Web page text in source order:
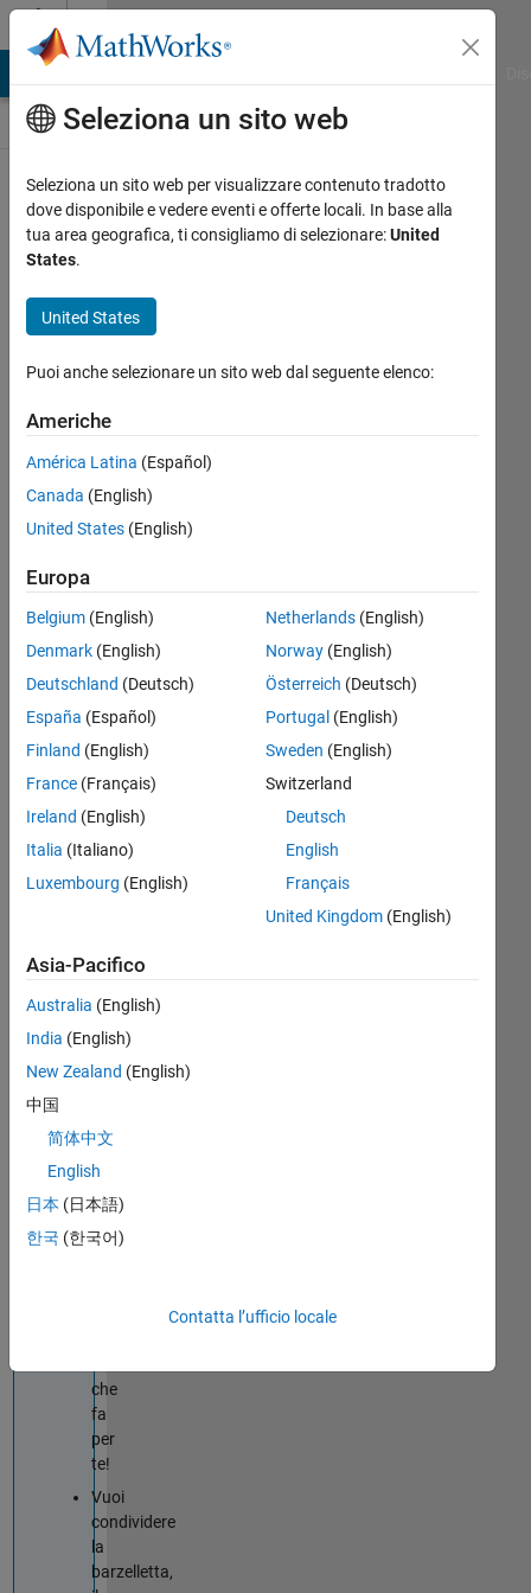
Vai al contenuto
comodo!
Discussions
tuo
spazio
cui
conoscere
tuoi
colleghi,
affrontare
le
sfide
più
grandi
divertirti.
Vuoi
vedere
gli
ultimi
aggiornamenti?
Segui
i
Cerchi
per
migliorare
le
in
MATLAB
Simulink?
Tips
che
fa
per
te!
Vuoi
condividere
la
barzelletta,
Seleziona un sito web
Seleziona un sito web per visualizzare contenuto tradotto
dove disponibile e vedere eventi e offerte locali. In base alla
tua area geografica, ti consigliamo di selezionare:United
States.
United States
Puoi anche selezionare un sito web dal seguente elenco:
Americhe
América Latina (Español)
Canada (English)
United States (English)
Europa
Belgium (English)
Denmark (English)
Deutschland (Deutsch)
España (Español)
Finland (English)
France (Français)
Ireland (English)
Italia (Italiano)
Luxembourg (English)
Netherlands(English)
Norway(English)
Österreich (Deutsch)
Portugal (English)
Sweden (English)
Switzerland
Deutsch
English
Français
United Kingdom(English)
Asia-Pacifico
Australia (English)
India (English)
New Zealand (English)
中国
简体中文
English
日本 (日本語)
한국 (한국어)
Contatta l’ufficio locale